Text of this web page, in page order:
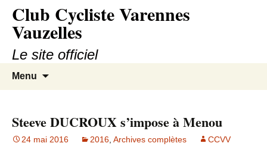
contenu
Club Cycliste Varennes
Vauzelles
Le site officiel
Menu
Steeve DUCROUX s’impose à Menou
24 mai 2016 2016 Archives complètes CCVV